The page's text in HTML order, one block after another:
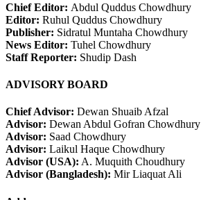
Chief Editor: Abdul Quddus Chowdhury
Editor: Ruhul Quddus Chowdhury
Publisher: Sidratul Muntaha Chowdhury
News Editor: Tuhel Chowdhury
Staff Reporter: Shudip Dash
ADVISORY BOARD
Chief Advisor: Dewan Shuaib Afzal
Advisor: Dewan Abdul Gofran Chowdhury
Advisor: Saad Chowdhury
Advisor: Laikul Haque Chowdhury
Advisor (USA): A. Muquith Choudhury
Advisor (Bangladesh): Mir Liaquat Ali